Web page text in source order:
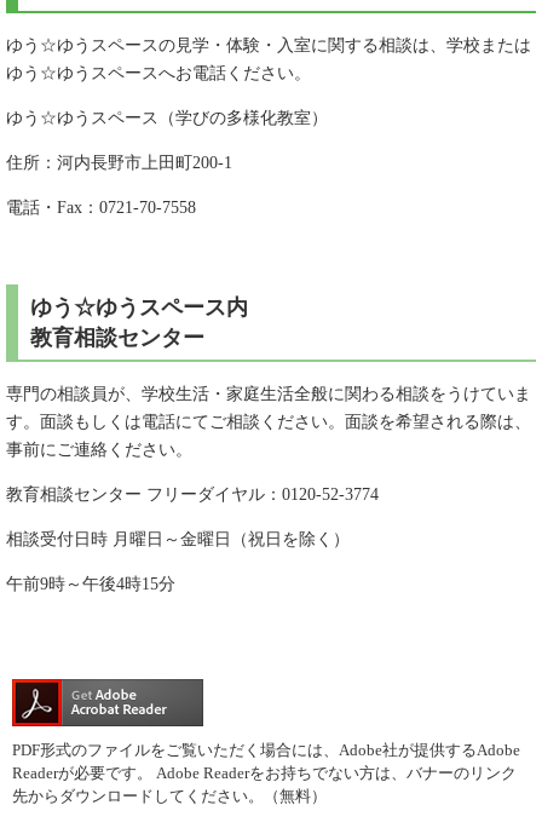
ゆう☆ゆうスペースの見学・体験・入室に関する相談は、学校または
ゆう☆ゆうスペースへお電話ください。
ゆう☆ゆうスペース（学びの多様化教室）
住所：河内長野市上田町200-1
電話・Fax：0721-70-7558
ゆう☆ゆうスペース内
教育相談センター
専門の相談員が、学校生活・家庭生活全般に関わる相談をうけていま
す。面談もしくは電話にてご相談ください。面談を希望される際は、
事前にご連絡ください。
教育相談センター フリーダイヤル：0120-52-3774
相談受付日時 月曜日～金曜日（祝日を除く）
午前9時～午後4時15分
PDF形式のファイルをご覧いただく場合には、Adobe社が提供するAdobe
Readerが必要です。
Adobe Readerをお持ちでない方は、バナーのリンク
先からダウンロードしてください。（無料）